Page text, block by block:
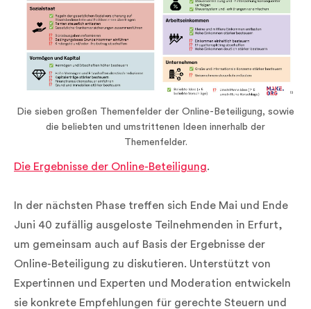
Die sieben großen Themenfelder der Online-Beteiligung, sowie
die beliebten und umstrittenen Ideen innerhalb der
Themenfelder.
Die Ergebnisse der Online-Beteiligung.
In der nächsten Phase treffen sich Ende Mai und Ende
Juni 40 zufällig ausgeloste Teilnehmenden in Erfurt,
um gemeinsam auch auf Basis der Ergebnisse der
Online-Beteiligung zu diskutieren. Unterstützt von
Expertinnen und Experten und Moderation entwickeln
sie konkrete Empfehlungen für gerechte Steuern und